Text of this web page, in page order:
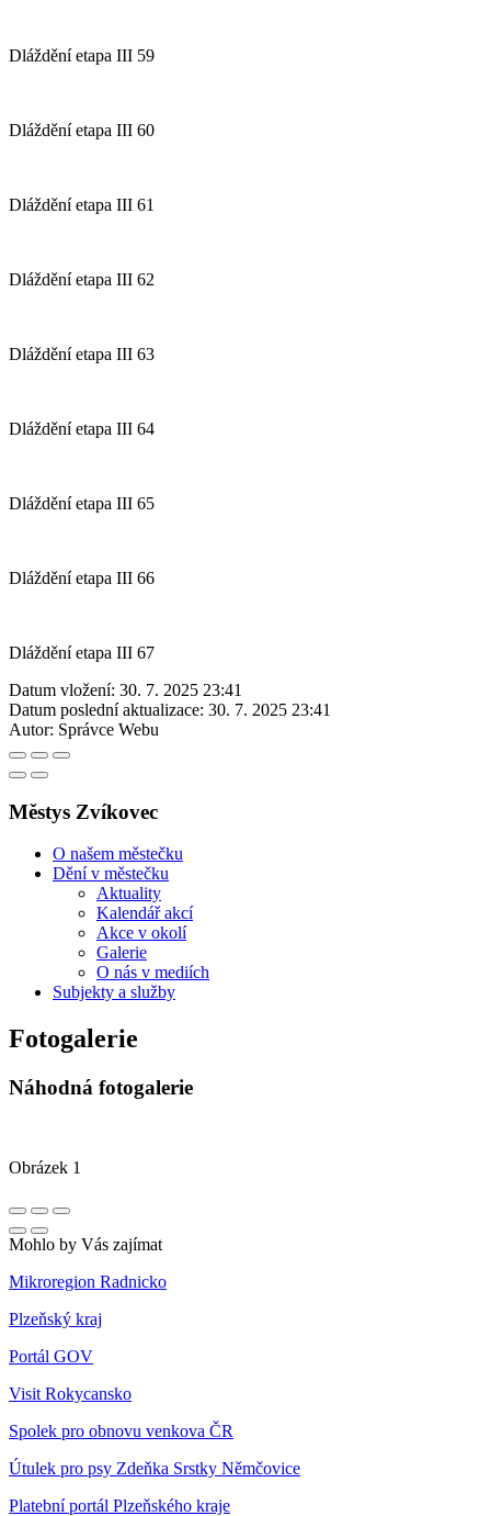
Dláždění etapa III 59
Dláždění etapa III 60
Dláždění etapa III 61
Dláždění etapa III 62
Dláždění etapa III 63
Dláždění etapa III 64
Dláždění etapa III 65
Dláždění etapa III 66
Dláždění etapa III 67
Datum vložení: 30. 7. 2025 23:41
Datum poslední aktualizace: 30. 7. 2025 23:41
Autor: Správce Webu
Městys Zvíkovec
O našem městečku
Dění v městečku
Aktuality
Kalendář akcí
Akce v okolí
Galerie
O nás v mediích
Subjekty a služby
Fotogalerie
Náhodná fotogalerie
Obrázek 1
Mohlo by Vás zajímat
Mikroregion Radnicko
Plzeňský kraj
Portál GOV
Visit Rokycansko
Spolek pro obnovu venkova ČR
Útulek pro psy Zdeňka Srstky Němčovice
Platební portál Plzeňského kraje